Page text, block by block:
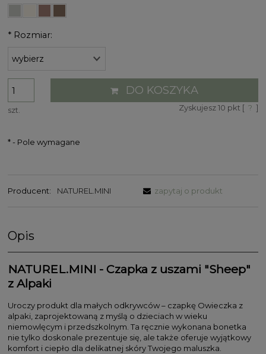
* Rozmiar:
szt.
DO KOSZYKA
Zyskujesz10 pkt [ ? ]
* - Pole wymagane
Producent: NATUREL.MINI zapytaj o produkt
Opis
NATUREL.MINI - Czapka z uszami "Sheep"
z Alpaki
Uroczy produkt dla małych odkrywców – czapkę Owieczka z
alpaki, zaprojektowaną z myślą o dzieciach w wieku
niemowlęcym i przedszkolnym. Ta ręcznie wykonana bonetka
nie tylko doskonale prezentuje się, ale także oferuje wyjątkowy
komfort i ciepło dla delikatnej skóry Twojego maluszka.